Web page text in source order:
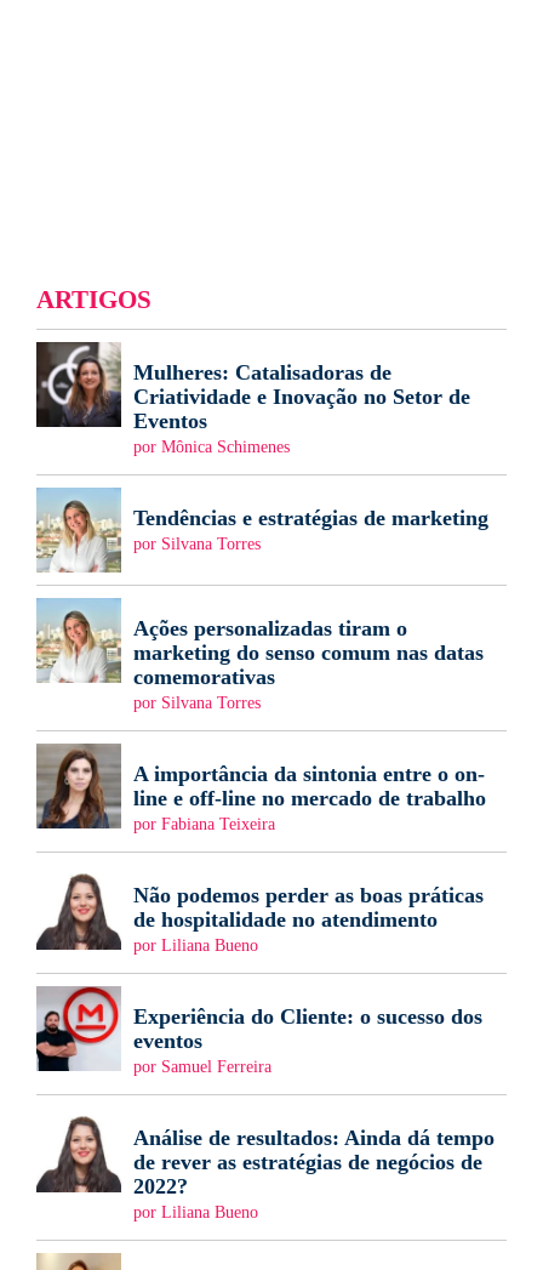
ARTIGOS
Mulheres: Catalisadoras de
Criatividade e Inovação no Setor de
Eventos
por Mônica Schimenes
Tendências e estratégias de marketing
por Silvana Torres
Ações personalizadas tiram o
marketing do senso comum nas datas
comemorativas
por Silvana Torres
A importância da sintonia entre o on-
line e off-line no mercado de trabalho
por Fabiana Teixeira
Não podemos perder as boas práticas
de hospitalidade no atendimento
por Liliana Bueno
Experiência do Cliente: o sucesso dos
eventos
por Samuel Ferreira
Análise de resultados: Ainda dá tempo
de rever as estratégias de negócios de
2022?
por Liliana Bueno